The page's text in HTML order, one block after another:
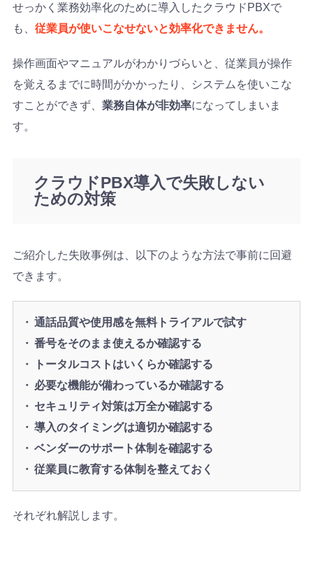
せっかく業務効率化のために導入したクラウドPBXで
も、 従業員が使いこなせないと効率化できません。
操作画面やマニュアルがわかりづらいと、従業員が操作
を覚えるまでに時間がかかったり、システムを使いこな
すことができず、 業務自体が非効率になってしまいま
す。
クラウドPBX導入で失敗しない
ための対策
ご紹介した失敗事例は、以下のような方法で事前に回避
できます。
通話品質や使用感を無料トライアルで試す
番号をそのまま使えるか確認する
トータルコストはいくらか確認する
必要な機能が備わっているか確認する
セキュリティ対策は万全か確認する
導入のタイミングは適切か確認する
ベンダーのサポート体制を確認する
従業員に教育する体制を整えておく
それぞれ解説します。